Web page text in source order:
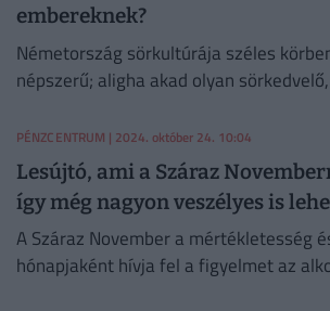
embereknek?
Németország sörkultúrája széles
népszerű; aligha akad olyan
PÉNZCENTRUM | 2024. október 24. 10:04
Lesújtó, ami a Száraz
így még nagyon veszélyes is
A Száraz November a mértékletesség
hónapjaként hívja fel a figyelmet az